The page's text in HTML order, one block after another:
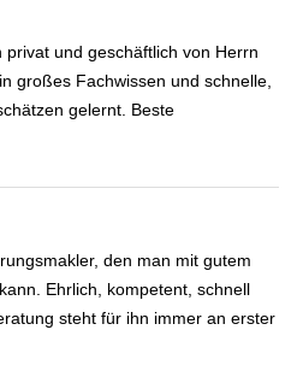
und geschäftlich von Herrn
großes Fachwissen und schnelle,
gelernt. Beste
den man mit gutem
Ehrlich, kompetent, schnell
steht für ihn immer an erster